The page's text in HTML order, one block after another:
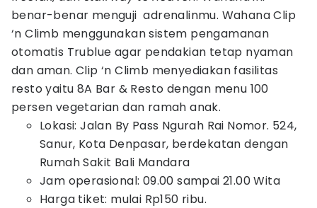
benar-benar menguji adrenalinmu. Wahana Clip
‘n Climb menggunakan sistem pengamanan
otomatis Trublue agar pendakian tetap nyaman
dan aman. Clip ‘n Climb menyediakan fasilitas
resto yaitu 8A Bar & Resto dengan menu 100
persen vegetarian dan ramah anak.
Lokasi: Jalan By Pass Ngurah Rai Nomor. 524,
Sanur, Kota Denpasar, berdekatan dengan
Rumah Sakit Bali Mandara
Jam operasional: 09.00 sampai 21.00 Wita
Harga tiket: mulai Rp150 ribu.